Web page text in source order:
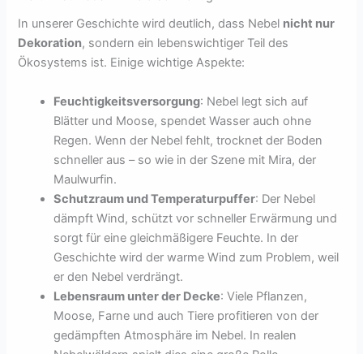
In unserer Geschichte wird deutlich, dass Nebel nicht nur
Dekoration, sondern ein lebenswichtiger Teil des
Ökosystems ist. Einige wichtige Aspekte:
Feuchtigkeitsversorgung: Nebel legt sich auf
Blätter und Moose, spendet Wasser auch ohne
Regen. Wenn der Nebel fehlt, trocknet der Boden
schneller aus – so wie in der Szene mit Mira, der
Maulwurfin.
Schutzraum und Temperaturpuffer: Der Nebel
dämpft Wind, schützt vor schneller Erwärmung und
sorgt für eine gleichmäßigere Feuchte. In der
Geschichte wird der warme Wind zum Problem, weil
er den Nebel verdrängt.
Lebensraum unter der Decke: Viele Pflanzen,
Moose, Farne und auch Tiere profitieren von der
gedämpften Atmosphäre im Nebel. In realen